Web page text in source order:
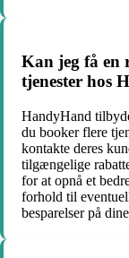
Kan jeg få en
tjenester hos
HandyHand
du booker flere
kontakte deres
tilgængelige
for at opnå et
forhold til
besparelser på